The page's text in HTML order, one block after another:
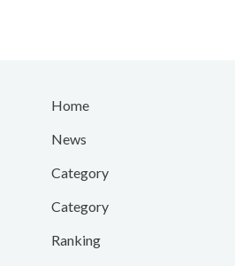
Home
News
Category
Category
Ranking